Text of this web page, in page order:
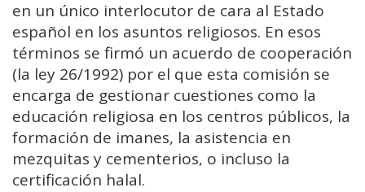
en un único interlocutor de cara al Estado
español en los asuntos religiosos. En esos
términos se firmó un acuerdo de cooperación
(la ley 26/1992) por el que esta comisión se
encarga de gestionar cuestiones como la
educación religiosa en los centros públicos, la
formación de imanes, la asistencia en
mezquitas y cementerios, o incluso la
certificación halal.